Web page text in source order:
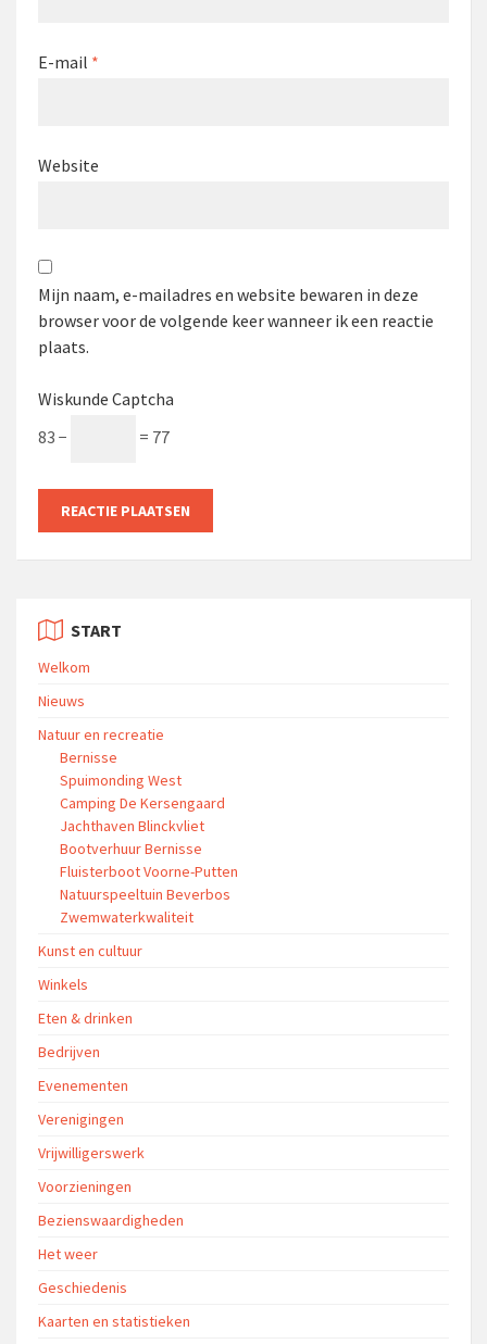
E-mail *
Website
Mijn naam, e-mailadres en website bewaren in deze
browser voor de volgende keer wanneer ik een reactie
plaats.
Wiskunde Captcha
83 −
= 77
START
Welkom
Nieuws
Natuur en recreatie
Bernisse
Spuimonding West
Camping De Kersengaard
Jachthaven Blinckvliet
Bootverhuur Bernisse
Fluisterboot Voorne-Putten
Natuurspeeltuin Beverbos
Zwemwaterkwaliteit
Kunst en cultuur
Winkels
Eten & drinken
Bedrijven
Evenementen
Verenigingen
Vrijwilligerswerk
Voorzieningen
Bezienswaardigheden
Het weer
Geschiedenis
Kaarten en statistieken